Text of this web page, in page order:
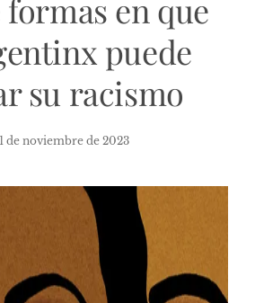
en que
puede
su racismo
de noviembre de 2023